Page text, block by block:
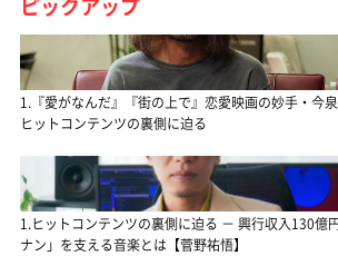
1.『愛がなんだ』『街の上で』恋愛映画の妙手・今
ヒットコンテンツの裏側に迫る
1.ヒットコンテンツの裏側に迫る － 興行収入130億
ナン」を支える音楽とは【菅野祐悟】